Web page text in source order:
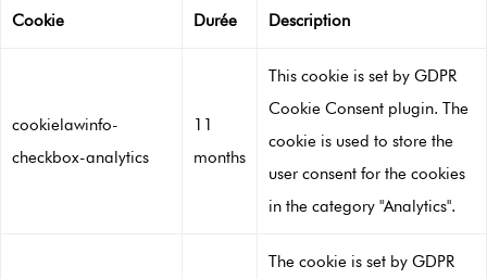
Cookie Durée Description
cookielawinfo-
checkbox-analytics
11
months
This cookie is set by GDPR
Cookie Consent plugin. The
cookie is used to store the
user consent for the cookies
in the category "Analytics".
The cookie is set by GDPR